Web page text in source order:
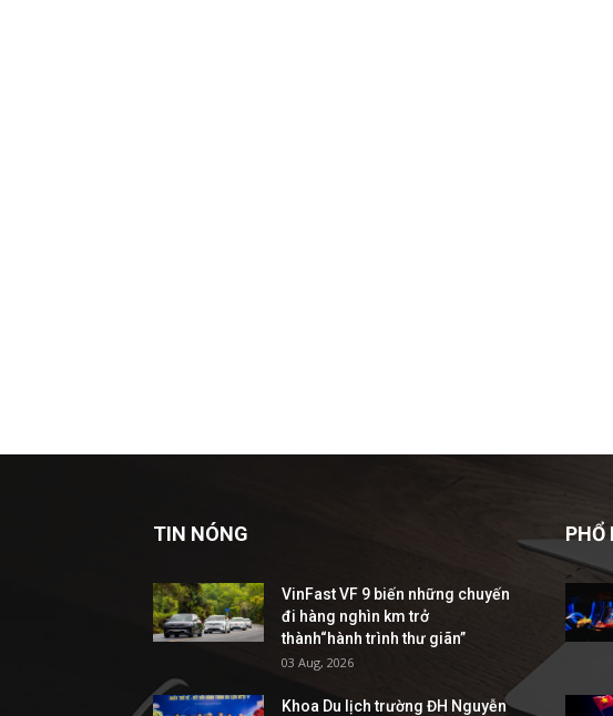
TIN NÓNG
VinFast VF 9 biến những chuyến
đi hàng nghìn km trở
thành“hành trình thư giãn”
03 Aug, 2026
Khoa Du lịch trường ĐH Nguyễn
PHỔ